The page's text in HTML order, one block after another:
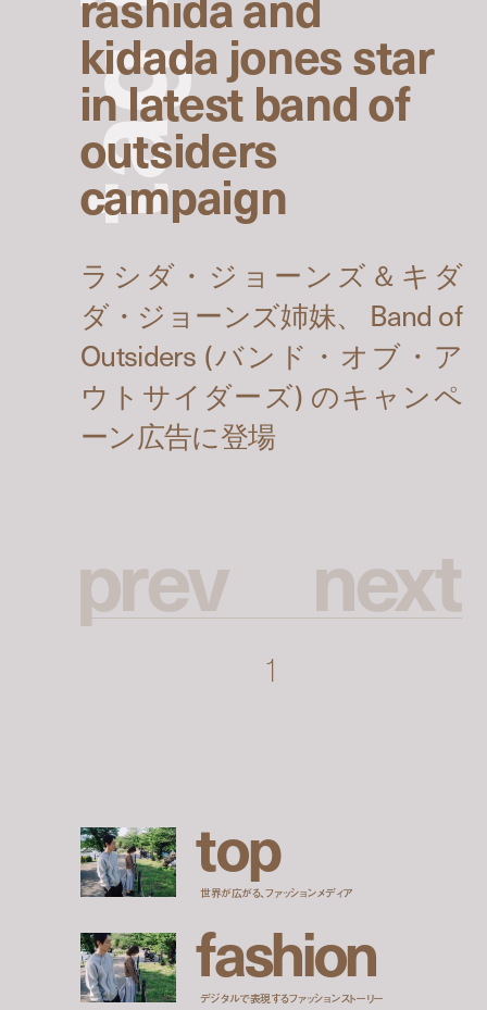
t
a
g
kidada jones star
in latest band of
outsiders
campaign
prev next
1
top
世界が広がる、ファッションメディア
fashion
デジタルで表現するファッションストーリー